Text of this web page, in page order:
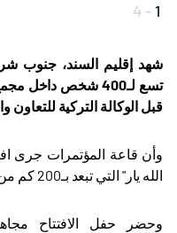
1
-
4
شهد إقليم السند، جنوب
تسع لـ400 شخص
قبل الوكالة التركية للتعاون
وأن قاعة المؤتمرات جرى
الله يار" التي تبعد بـ200 كم من مدينة كراتشي عاصمة إقليم السند
وحضر حفل الافتتاح